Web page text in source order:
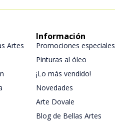
Artes
Información
Promociones especiales
Pinturas al óleo
¡Lo más vendido!
Novedades
Arte Dovale
Blog de Bellas Artes